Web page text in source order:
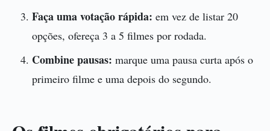
Faça uma votação rápida: em vez de listar 20
opções, ofereça 3 a 5 filmes por rodada.
Combine pausas: marque uma pausa curta após o
primeiro filme e uma depois do segundo.